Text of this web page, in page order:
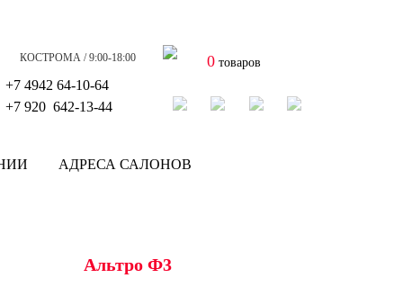
КОСТРОМА / 9:00-18:00
+7 494264-10-64
+7920 642-13-44
0товаров
АДРЕСА САЛОНОВ
Альтро Ф3